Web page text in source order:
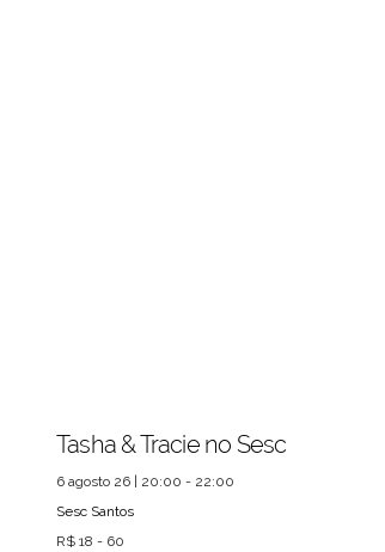
Tasha & Tracie no Sesc
6 agosto 26 | 20:00 - 22:00
Sesc Santos
R$ 18 - 60